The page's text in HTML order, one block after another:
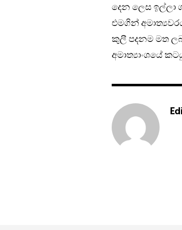
දෙන ලෙස
එමගින්
කුලී පදනම මත
අමාත්‍යාංශයේ